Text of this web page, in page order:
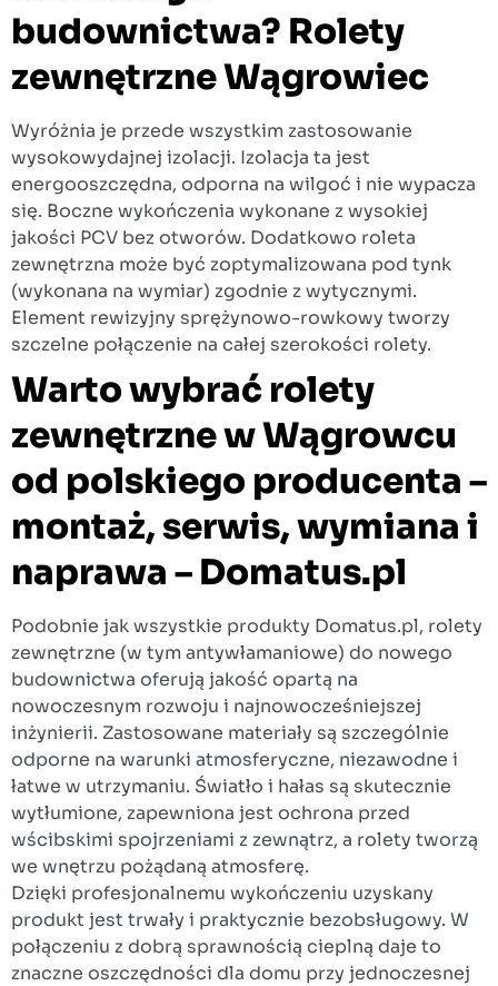
budownictwa? Rolety
zewnętrzne Wągrowiec
Wyróżnia je przede wszystkim zastosowanie
wysokowydajnej izolacji. Izolacja ta jest
energooszczędna, odporna na wilgoć i nie wypacza
się. Boczne wykończenia wykonane z wysokiej
jakości PCV bez otworów. Dodatkowo roleta
zewnętrzna może być zoptymalizowana pod tynk
(wykonana na wymiar) zgodnie z wytycznymi.
Element rewizyjny sprężynowo-rowkowy tworzy
szczelne połączenie na całej szerokości rolety.
Warto wybrać rolety
zewnętrzne w Wągrowcu
od polskiego producenta –
montaż, serwis, wymiana i
naprawa – Domatus.pl
Podobnie jak wszystkie produkty Domatus.pl, rolety
zewnętrzne (w tym antywłamaniowe) do nowego
budownictwa oferują jakość opartą na
nowoczesnym rozwoju i najnowocześniejszej
inżynierii. Zastosowane materiały są szczególnie
odporne na warunki atmosferyczne, niezawodne i
łatwe w utrzymaniu. Światło i hałas są skutecznie
wytłumione, zapewniona jest ochrona przed
wścibskimi spojrzeniami z zewnątrz, a rolety tworzą
we wnętrzu pożądaną atmosferę.
Dzięki profesjonalnemu wykończeniu uzyskany
produkt jest trwały i praktycznie bezobsługowy. W
połączeniu z dobrą sprawnością cieplną daje to
znaczne oszczędności dla domu przy jednoczesnej